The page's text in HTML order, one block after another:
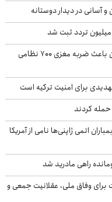
آسانی در دیدار دوستانه
آسوشیتدپرس افشا کرد: حملات سنگین ایران باعث ضربه مغزی ۷۰۰ نظامی
برای امنیت ترکیه است
کردند
اتمی ژاپنی‌ها نامی از آمریکا
راهی مادرید شد
وفاق ملی، عقلانیت جمعی و